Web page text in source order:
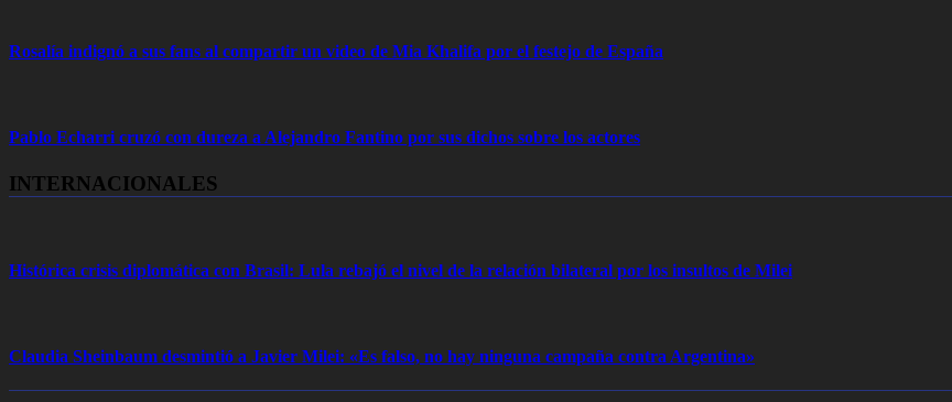
Rosalía indignó a sus fans al compartir un video de Mia Khalifa por el festejo de España
Pablo Echarri cruzó con dureza a Alejandro Fantino por sus dichos sobre los actores
INTERNACIONALES
Histórica crisis diplomática con Brasil: Lula rebajó el nivel de la relación bilateral por los insultos de Milei
Claudia Sheinbaum desmintió a Javier Milei: «Es falso, no hay ninguna campaña contra Argentina»